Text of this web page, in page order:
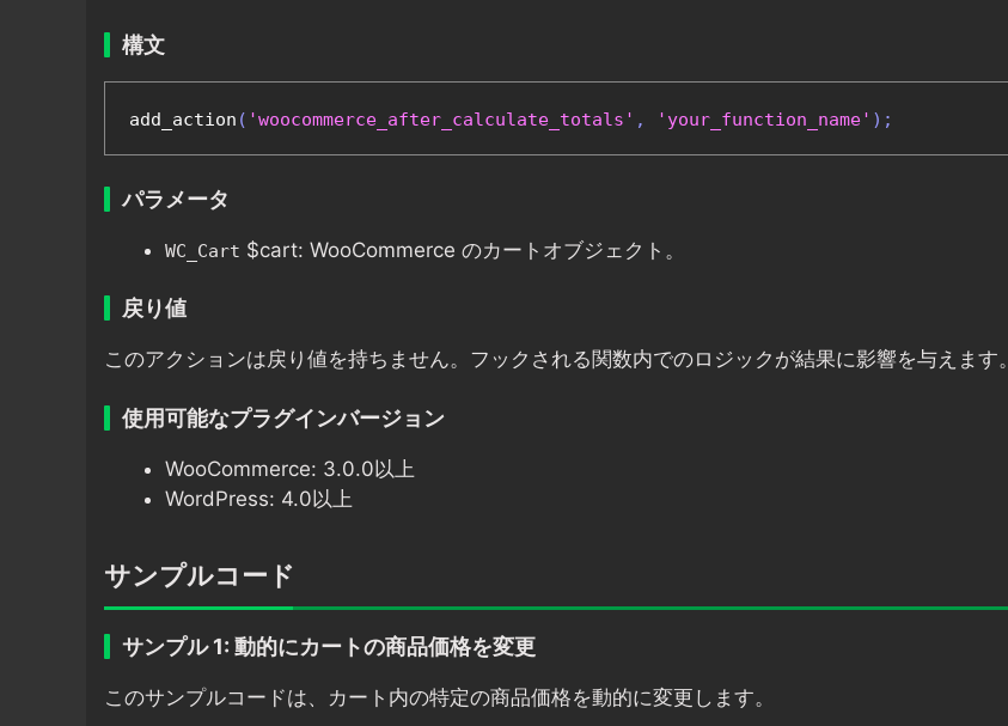
構文
add_action ( 'woocommerce_after_calculate_totals' , 'your_function_name' );
パラメータ
WC_Cart $cart: WooCommerce のカートオブジェクト。
戻り値
このアクションは戻り値を持ちません。フックされる関数内でのロジックが結果に影響を与えます。
使用可能なプラグインバージョン
WooCommerce: 3.0.0以上
WordPress: 4.0以上
サンプルコード
サンプル 1: 動的にカートの商品価格を変更
このサンプルコードは、カート内の特定の商品価格を動的に変更します。